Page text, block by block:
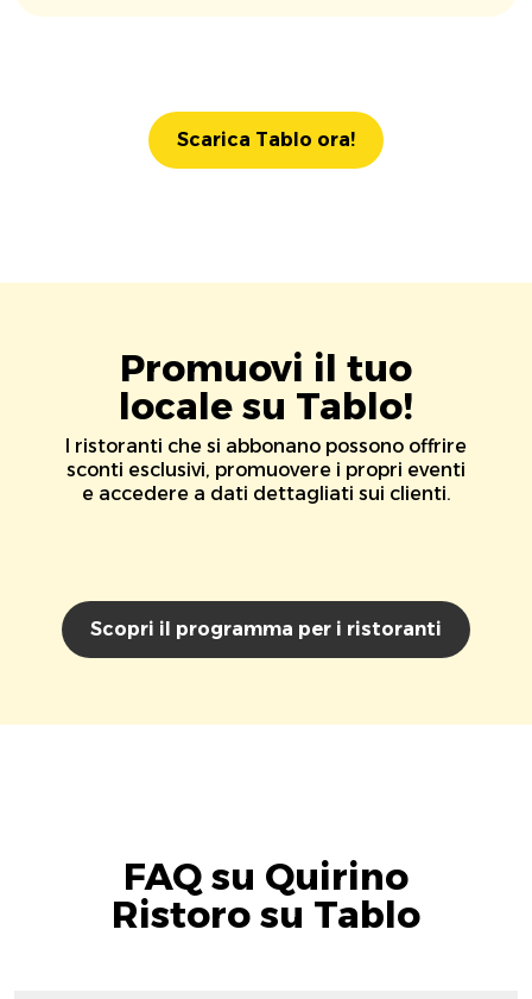
Scarica Tablo ora!
Promuovi il tuo
locale su Tablo!
I ristoranti che si abbonano possono offrire
sconti esclusivi, promuovere i propri eventi
e accedere a dati dettagliati sui clienti.
Scopri il programma per i ristoranti
FAQ su Quirino
Ristoro su Tablo